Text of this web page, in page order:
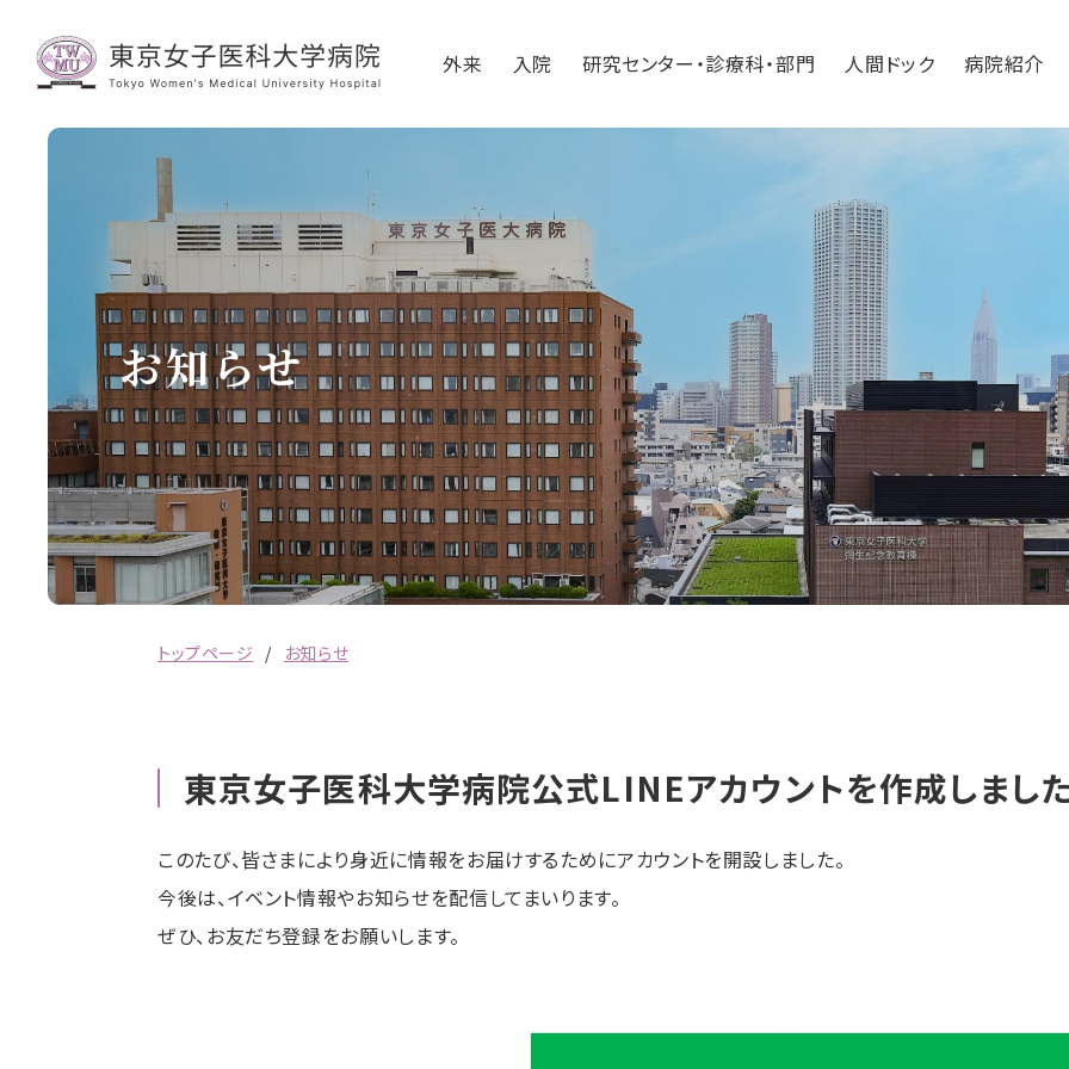
外来 入院 研究センター・診療科・部門 人間ドック 病院紹介
お知らせ
トップページ お知らせ
東京女子医科大学病院公式LINEアカウントを作成しまし
このたび、皆さまにより身近に情報をお届けするためにアカウントを開設しました。
今後は、イベント情報やお知らせを配信してまいります。
ぜひ、お友だち登録をお願いします。